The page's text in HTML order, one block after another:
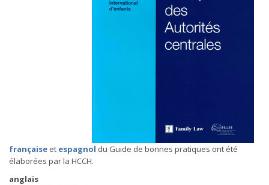
française et espagnol du Guide de bonnes pratiques ont été
élaborées par la HCCH.
anglais